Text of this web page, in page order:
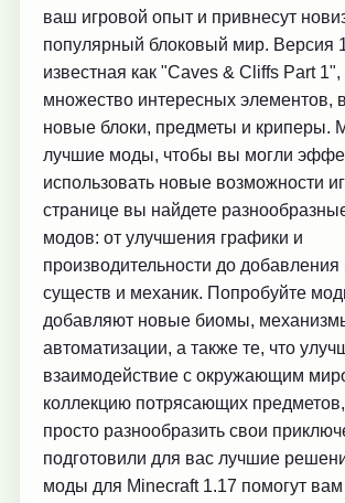
ваш игровой опыт и привнесут
популярный блоковый мир. Версия
известная как "Caves & Cliffs Part
множество интересных элементов,
новые блоки, предметы и криперы.
лучшие моды, чтобы вы могли
использовать новые возможности
странице вы найдете
модов: от улучшения графики и
производительности до
существ и механик. Попробуйте
добавляют новые биомы,
автоматизации, а также те, что
взаимодействие с окружающим
коллекцию потрясающих
просто разнообразить свои
подготовили для вас лучшие
моды для Minecraft 1.17 помогут вам